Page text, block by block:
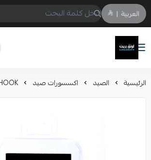
العربية |
لونق بريث
الرئيسية الصيد اكسسورات صيد